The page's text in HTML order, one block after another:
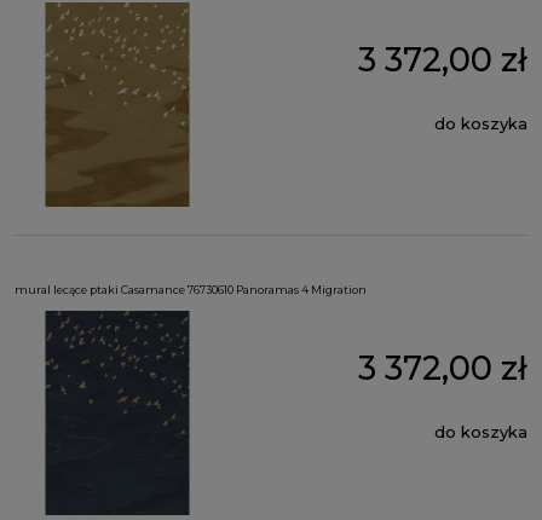
3 372,00 zł
do koszyka
mural lecące ptaki Casamance 76730610 Panoramas 4 Migration
3 372,00 zł
do koszyka